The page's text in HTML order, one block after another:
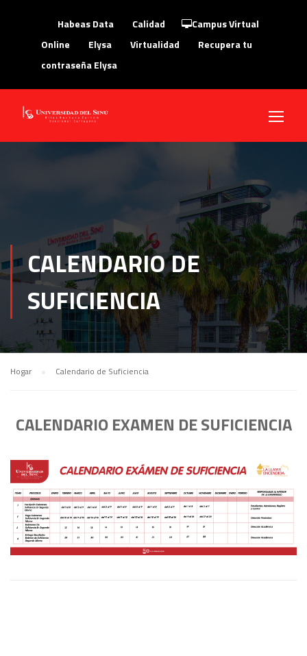
Campus Virtual
Habeas Data
Calidad
Online
Elysa Virtualidad
Recupera tu
contraseña Elysa
CALENDARIO DE
SUFICIENCIA
Hogar Calendario de Suficiencia
CALENDARIO EXAMEN DE SUFICIENCIA